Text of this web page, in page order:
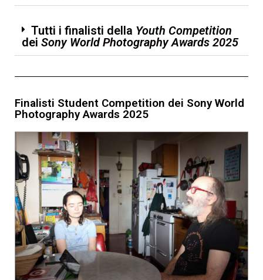
Tutti i finalisti della Youth Competition
dei Sony World Photography Awards 2025
Finalisti Student Competition dei Sony World
Photography Awards 2025